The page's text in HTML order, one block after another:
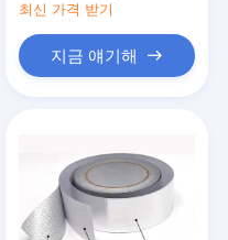
최신 가격 받기
지금 얘기해